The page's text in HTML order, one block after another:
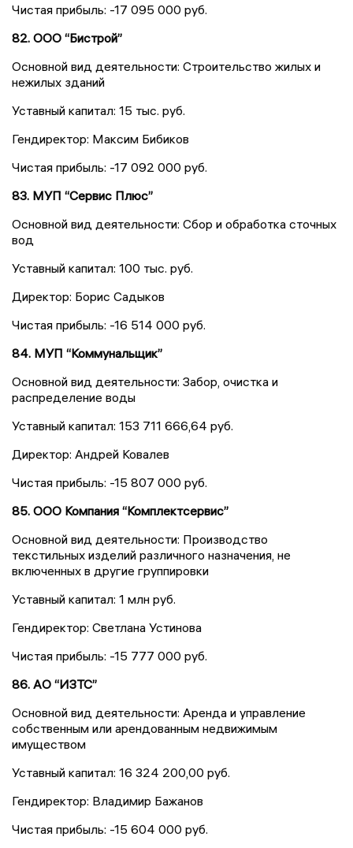
Чистая прибыль: -17 095 000 руб.
82. ООО “Бистрой”
Основной вид деятельности: Строительство жилых и
нежилых зданий
Уставный капитал: 15 тыс. руб.
Гендиректор: Максим Бибиков
Чистая прибыль: -17 092 000 руб.
83. МУП “Сервис Плюс”
Основной вид деятельности: Сбор и обработка сточных
вод
Уставный капитал: 100 тыс. руб.
Директор: Борис Садыков
Чистая прибыль: -16 514 000 руб.
84. МУП “Коммунальщик”
Основной вид деятельности: Забор, очистка и
распределение воды
Уставный капитал: 153 711 666,64 руб.
Директор: Андрей Ковалев
Чистая прибыль: -15 807 000 руб.
85. ООО Компания “Комплектсервис”
Основной вид деятельности: Производство
текстильных изделий различного назначения, не
включенных в другие группировки
Уставный капитал: 1 млн руб.
Гендиректор: Светлана Устинова
Чистая прибыль: -15 777 000 руб.
86. АО “ИЗТС”
Основной вид деятельности: Аренда и управление
собственным или арендованным недвижимым
имуществом
Уставный капитал: 16 324 200,00 руб.
Гендиректор: Владимир Бажанов
Чистая прибыль: -15 604 000 руб.